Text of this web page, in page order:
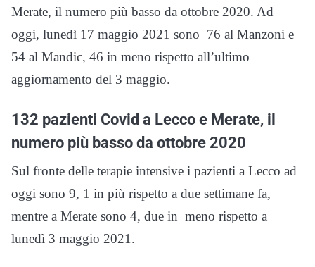
Merate, il numero più basso da ottobre 2020. Ad
oggi, lunedì 17 maggio 2021 sono 76 al Manzoni e
54 al Mandic, 46 in meno rispetto all’ultimo
aggiornamento del 3 maggio.
132 pazienti Covid a Lecco e Merate, il
numero più basso da ottobre 2020
Sul fronte delle terapie intensive i pazienti a Lecco ad
oggi sono 9, 1 in più rispetto a due settimane fa,
mentre a Merate sono 4, due in meno rispetto a
lunedì 3 maggio 2021.